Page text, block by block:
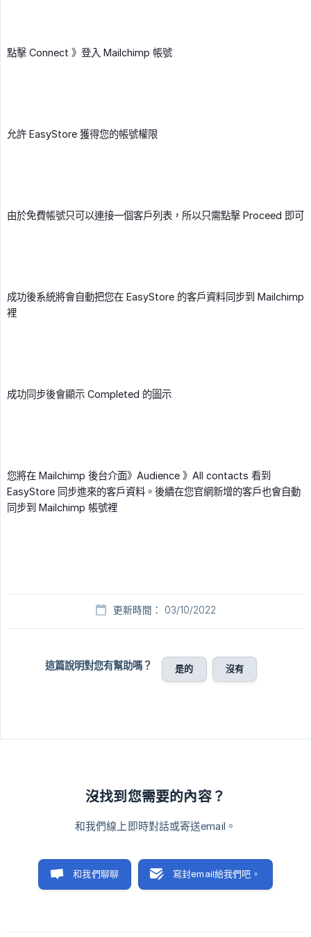
點擊 Connect 》登入 Mailchimp 帳號
允許 EasyStore 獲得您的帳號權限
由於免費帳號只可以連接一個客戶列表，所以只需點擊 Proceed 即可
成功後系統將會自動把您在 EasyStore 的客戶資料同步到 Mailchimp
裡
成功同步後會顯示 Completed 的圖示
您將在 Mailchimp 後台介面》Audience 》All contacts 看到
EasyStore 同步進來的客戶資料。後續在您官網新增的客戶也會自動
同步到 Mailchimp 帳號裡
更新時間： 03/10/2022
這篇說明對您有幫助嗎？ 是的 沒有
沒找到您需要的內容？
和我們線上即時對話或寄送email。
和我們聊聊 寫封email給我們吧。